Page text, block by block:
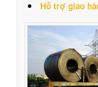
Hỗ trợ giao